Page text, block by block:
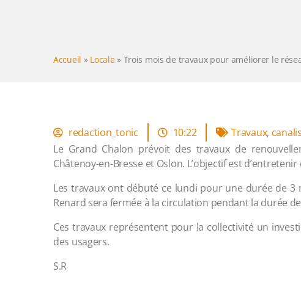
Accueil » Locale» Trois mois de travaux pour améliorer le
redaction_tonic 10:22 Travaux,
Le Grand Chalon prévoit des travaux de
Châtenoy-en-Bresse et Oslon. L’objectif est
Les travaux ont débuté ce lundi pour une durée de 3
Renard sera fermée à la circulation pendant la durée
Ces travaux représentent pour la collectivité un
des usagers.
S.R